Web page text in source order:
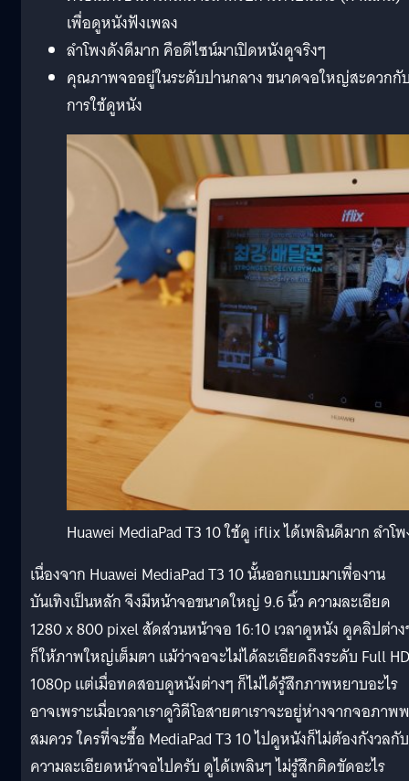
เพื่อดูหนังฟังเพลง
ลำโพงดังดีมาก คือดีไซน์มาเปิดหนังดูจริงๆ
คุณภาพจออยู่ในระดับปานกลาง ขนาดจอใหญ่สะดวกกั
การใช้ดูหนัง
Huawei MediaPad T3 10 ใช้ดู iflix ได้เพลินดีมาก ลำโ
เนื่องจาก Huawei MediaPad T3 10 นั้นออกแบบมาเพื่องาน
บันเทิงเป็นหลัก จึงมีหน้าจอขนาดใหญ่ 9.6 นิ้ว ความละเอียด
1280 x 800 pixel สัดส่วนหน้าจอ 16:10 เวลาดูหนัง ดูคลิปต่า
ก็ให้ภาพใหญ่เต็มตา แม้ว่าจอจะไม่ได้ละเอียดถึงระดับ Full HD
1080p แต่เมื่อทดสอบดูหนังต่างๆ ก็ไม่ได้รู้สึกภาพหยาบอะไร
อาจเพราะเมื่อเวลาเราดูวิดีโอสายตาเราจะอยู่ห่างจากจอภาพ
สมควร ใครที่จะซื้อ MediaPad T3 10 ไปดูหนังก็ไม่ต้องกังวลกับ
ความละเอียดหน้าจอไปครับ ดูได้เพลินๆ ไม่รู้สึกติดขัดอะไร